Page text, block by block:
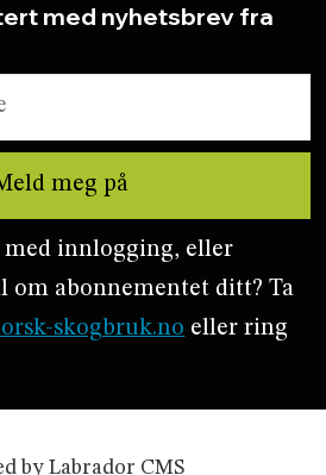
med nyhetsbrev fra
innlogging, eller
om abonnementet ditt? Ta
skogbruk.no eller ring
by Labrador CMS